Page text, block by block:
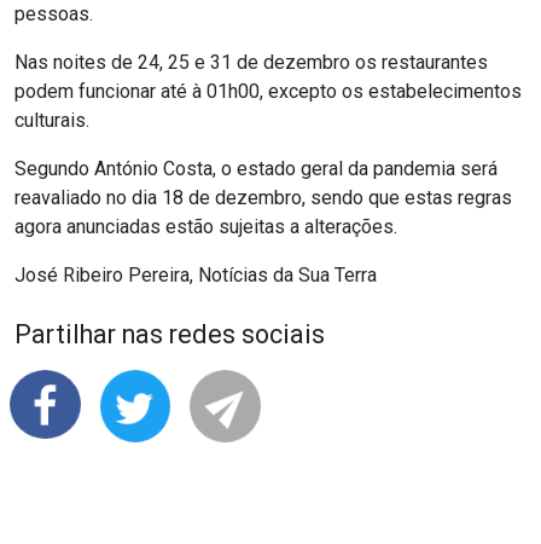
pessoas.
Nas noites de 24, 25 e 31 de dezembro os restaurantes
podem funcionar até à 01h00, excepto os estabelecimentos
culturais.
Segundo António Costa, o estado geral da pandemia será
reavaliado no dia 18 de dezembro, sendo que estas regras
agora anunciadas estão sujeitas a alterações.
José Ribeiro Pereira, Notícias da Sua Terra
Partilhar nas redes sociais